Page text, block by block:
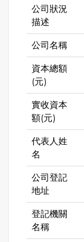
公司狀況
描述
公司名稱
資本總額
(元)
實收資本
額(元)
代表人姓
名
公司登記
地址
登記機關
名稱